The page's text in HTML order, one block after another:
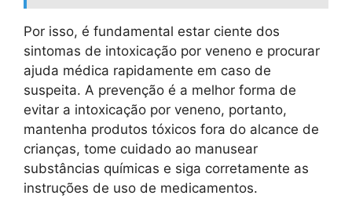
Por isso, é fundamental estar ciente dos
sintomas de intoxicação por veneno e procurar
ajuda médica rapidamente em caso de
suspeita. A prevenção é a melhor forma de
evitar a intoxicação por veneno, portanto,
mantenha produtos tóxicos fora do alcance de
crianças, tome cuidado ao manusear
substâncias químicas e siga corretamente as
instruções de uso de medicamentos.